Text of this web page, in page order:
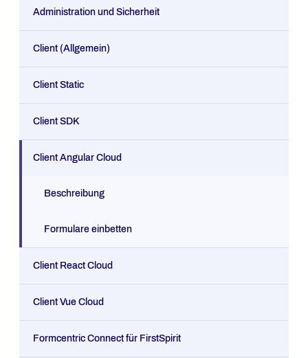
Administration und Sicherheit
Client (Allgemein)
Client Static
Client SDK
Client Angular Cloud
Beschreibung
Formulare einbetten
Client React Cloud
Client Vue Cloud
Formcentric Connect für FirstSpirit